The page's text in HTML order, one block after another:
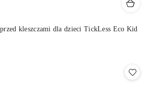
kleszczami dla dzieci TickLess Eco Kid